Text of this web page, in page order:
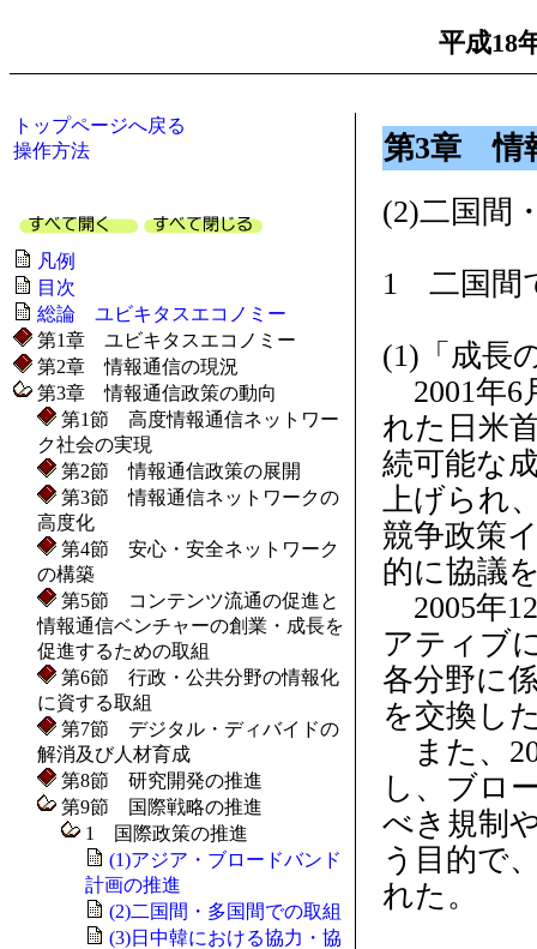
平成18
トップページへ戻る
操作方法
凡例
目次
総論 ユビキタスエコノミー
第1章 ユビキタスエコノミー
第2章 情報通信の現況
第3章 情報通信政策の動向
第1節 高度情報通信ネットワー
ク社会の実現
第2節 情報通信政策の展開
第3節 情報通信ネットワークの
高度化
第4節 安心・安全ネットワーク
の構築
第5節 コンテンツ流通の促進と
情報通信ベンチャーの創業・成長を
促進するための取組
第6節 行政・公共分野の情報化
に資する取組
第7節 デジタル・ディバイドの
解消及び人材育成
第8節 研究開発の推進
第9節 国際戦略の推進
1 国際政策の推進
(1)アジア・ブロードバンド
計画の推進
(2)二国間・多国間での取組
(3)日中韓における協力・協
第3章 情
(2)二国間
1 二国間
(1)「成長
2001年6
れた日米
続可能な
上げられ
競争政策
的に協議
2005年
アティブ
各分野に
を交換し
また、
し、ブロ
べき規制
う目的で
れた。